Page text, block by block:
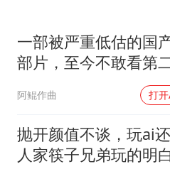
中国养
奋进
一部被严重低估的国
部片，至今不敢看第
阿鲲作曲 打
抛开颜值不谈，玩ai
人家筷子兄弟玩的明白